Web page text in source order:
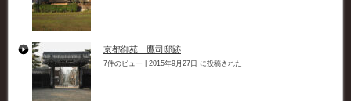
京都御苑 鷹司邸跡
7件のビュー 2015年9月27日 に投稿された